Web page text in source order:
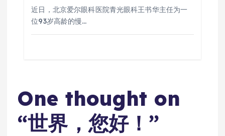
近日，北京爱尔眼科医院青光眼科王书华主任为一
位93岁高龄的慢…
One thought on
“世界，您好！ ”